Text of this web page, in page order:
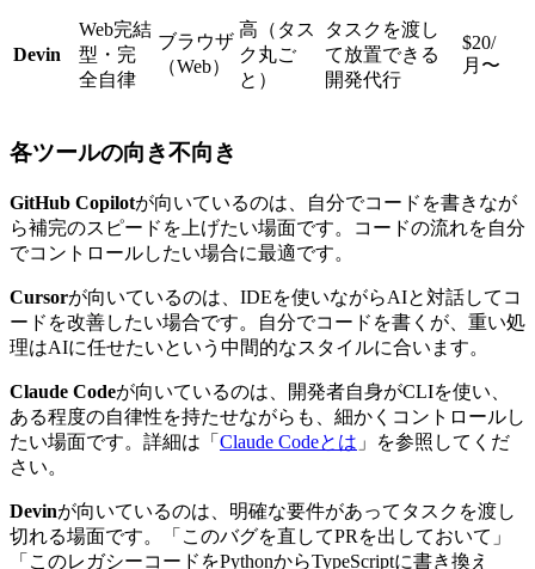
Devin
Web完結
型・完
全自律
ブラウザ
（Web）
高（タス
ク丸ご
と）
タスクを渡し
て放置できる
開発代行
$20/
月〜
各ツールの向き不向き
GitHub Copilotが向いているのは、自分でコードを書きなが
ら補完のスピードを上げたい場面です。コードの流れを自分
でコントロールしたい場合に最適です。
Cursorが向いているのは、IDEを使いながらAIと対話してコ
ードを改善したい場合です。自分でコードを書くが、重い処
理はAIに任せたいという中間的なスタイルに合います。
Claude Codeが向いているのは、開発者自身がCLIを使い、
ある程度の自律性を持たせながらも、細かくコントロールし
たい場面です。詳細は「 Claude Codeとは 」を参照してくだ
さい。
Devinが向いているのは、明確な要件があってタスクを渡し
切れる場面です。「このバグを直してPRを出しておいて」
「このレガシーコードをPythonからTypeScriptに書き換え